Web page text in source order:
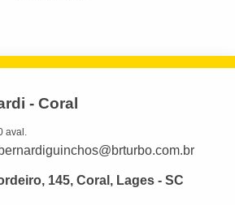
- Coral
aval.
bernardiguinchos@brturbo.com.br
145, Coral, Lages - SC